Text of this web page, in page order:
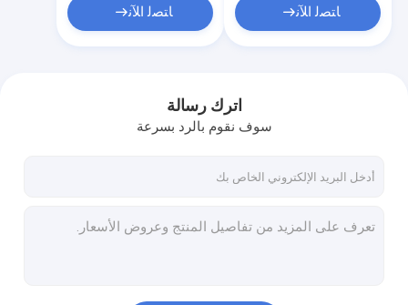
ﺎﺘﺼﻟ ﺍﻶﻧ ﺎﺘﺼﻟ ﺍﻶﻧ
اترك رسالة
سوف نقوم بالرد بسرعة